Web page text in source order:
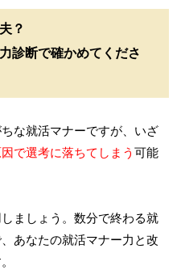
？
診断で確かめてくださ
な就活マナーですが、いざ
で選考に落ちてしまう 可能
しましょう。数分で終わる就
あなたの就活マナー力と改